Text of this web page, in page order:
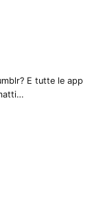
E tutte le app